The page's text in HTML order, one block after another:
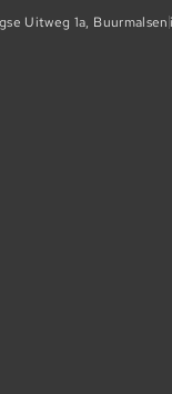
Uitweg 1a, Buurmalsen